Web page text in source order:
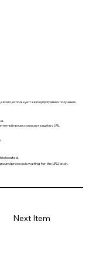
используется в подпрограммах получения
процесс ожидает защёлку LRU.
is located.
process is waiting for the LRU latch.
Next Item